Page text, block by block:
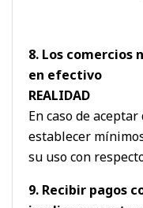
8. Los comercios
en efectivo
REALIDAD
En caso de
establecer
su uso con
9. Recibir pagos